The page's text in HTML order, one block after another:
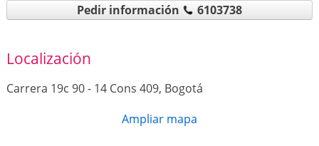
Pedir información
6103738
Localización
Carrera 19c 90 - 14 Cons 409, Bogotá
Ampliar mapa